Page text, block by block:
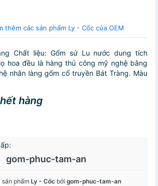
thêm các sản phẩm Ly - Cốc của OEM
Chất liệu: Gốm sứ Lu nước dung tích
hoa đều là hàng thủ công mỹ nghệ bằng
nhân làng gốm cổ truyền Bát Tràng. Màu
hàng
gom-phuc-tam-an
sản phẩmLy - Cốc bởi gom-phuc-tam-an